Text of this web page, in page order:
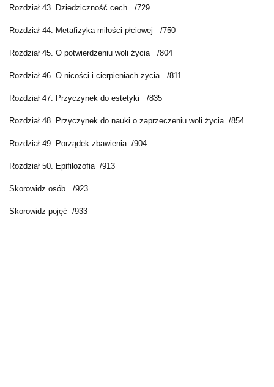
Rozdział 43. Dziedziczność cech /729
Rozdział 44. Metafizyka miłości płciowej /750
Rozdział 45. O potwierdzeniu woli życia /804
Rozdział 46. O nicości i cierpieniach życia /811
Rozdział 47. Przyczynek do estetyki /835
Rozdział 48. Przyczynek do nauki o zaprzeczeniu woli życia /854
Rozdział 49. Porządek zbawienia /904
Rozdział 50. Epifilozofia /913
Skorowidz osób /923
Skorowidz pojęć /933